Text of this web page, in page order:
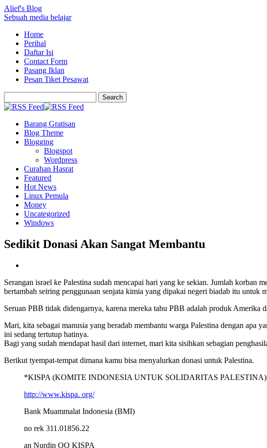
Alief's Blog
Sebuah media belajar
Home
Perihal
Daftar Isi
Contact Form
Pasang Iklan
Pesan Tiket Pesawat
Barang Gratisan
Blog Theme
Blogging
Blogspot
Wordpress
Curahan Hasrat
Featured
Hot News
Linux Pemula
Money
Uncategorized
Windows
Sedikit Donasi Akan Sangat Membantu
Serangan israel ke Palestina sudah mencapai hari yang ke sekian. Jumlah korban
bertambah seiring penggunaan senjata kimia yang dipakai negeri biadab itu untuk
Seruan PBB tidak didengarnya, karena mereka tahu PBB adalah produk Amerika
Mari, kita sebagai manusia yang beradab membantu warga Palestina dengan apa
ini sedang tertutup hatinya.
Bagi yang sudah mendapat hasil dari internet, mari kita sisihkan sebagian
Berikut tyempat-tempat dimana kamu bisa menyalurkan donasi untuk Palestina.
*KISPA (KOMITE INDONESIA UNTUK SOLIDARITAS
http://www.kispa. org/
Bank Muammalat Indonesia (BMI)
no rek 311.01856.22
an Nurdin QQ KISPA